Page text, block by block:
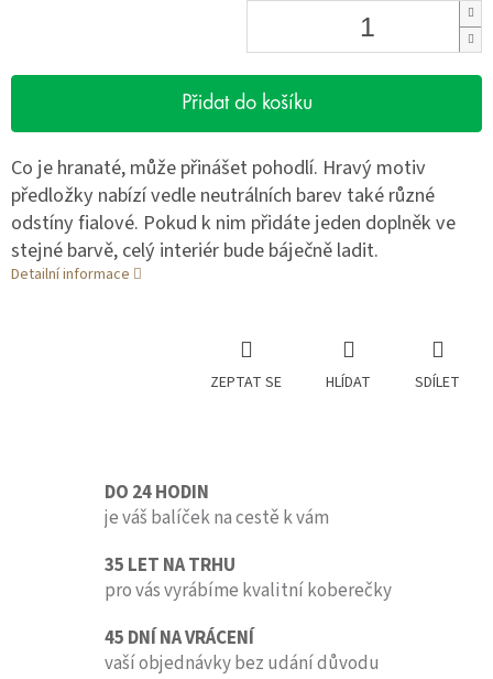
Přidat do košíku
Co je hranaté, může přinášet pohodlí. Hravý motiv
předložky nabízí vedle neutrálních barev také různé
odstíny fialové. Pokud k nim přidáte jeden doplněk ve
stejné barvě, celý interiér bude báječně ladit.
Detailní informace
ZEPTAT SE HLÍDAT SDÍLET
DO 24 HODIN
je váš balíček na cestě k vám
35 LET NA TRHU
pro vás vyrábíme kvalitní koberečky
45 DNÍ NA VRÁCENÍ
vaší objednávky bez udání důvodu